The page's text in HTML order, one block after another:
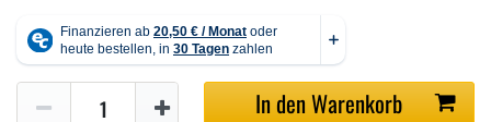
In den Warenkorb